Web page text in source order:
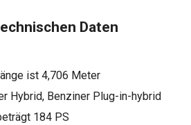
Daten
ist 4,706 Meter
Hybrid, Benziner Plug-in-hybrid
184 PS